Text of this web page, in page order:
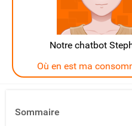
Notre chatbot
Où en est ma
Sommaire